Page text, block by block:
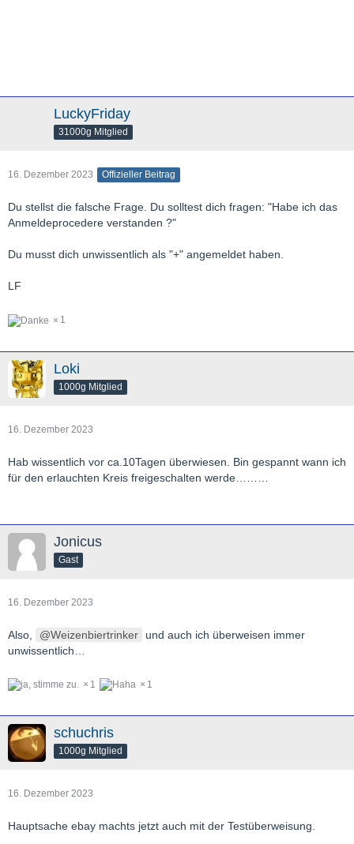
LuckyFriday
31000g Mitglied
16. Dezember 2023 Offizieller Beitrag
Du stellst die falsche Frage. Du solltest dich fragen: "Habe ich das
Anmeldeprocedere verstanden ?"
Du musst dich unwissentlich als "+" angemeldet haben.
LF
1
Loki
1000g Mitglied
16. Dezember 2023
Hab wissentlich vor ca.10Tagen überwiesen. Bin gespannt wann ich
für den erlauchten Kreis freigeschalten werde………
Jonicus
Gast
16. Dezember 2023
Also, Weizenbiertrinker
und auch ich überweisen immer
unwissentlich…
1 1
schuchris
1000g Mitglied
16. Dezember 2023
Hauptsache ebay machts jetzt auch mit der Testüberweisung.